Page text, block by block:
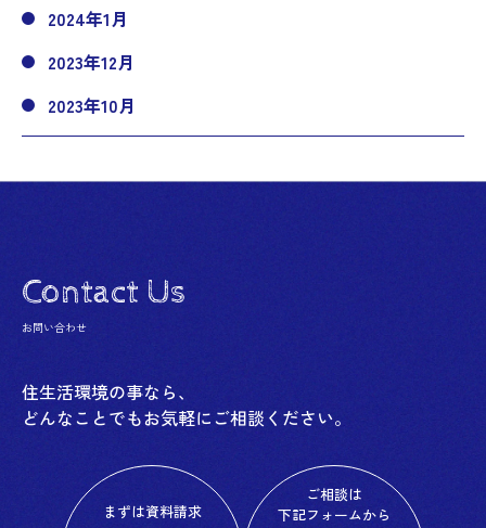
2024年1月
2023年12月
2023年10月
Contact Us
お問い合わせ
住生活環境の事なら、
どんなことでもお気軽にご相談ください。
まずは資料請求
ご相談は
下記フォームから